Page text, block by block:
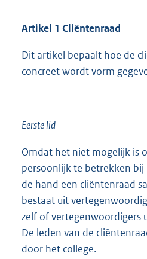
Artikel 1 Cliëntenraad
Dit artikel bepaalt hoe de
concreet wordt vorm
Eerste lid
Omdat het niet mogelijk is
persoonlijk te betrekken
de hand een cliëntenraad
bestaat uit
zelf of vertegenwoordigers
De leden van de
door het college.